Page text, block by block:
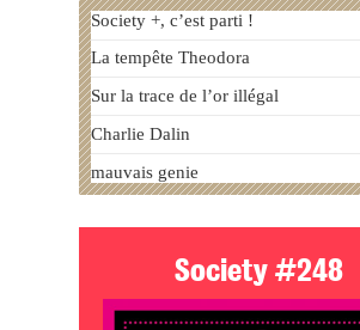
Society +, c’est parti !
La tempête Theodora
Sur la trace de l’or illégal
Charlie Dalin
mauvais genie
Society #248